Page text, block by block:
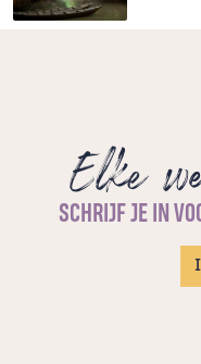
Elke
SCHRIJF JE IN